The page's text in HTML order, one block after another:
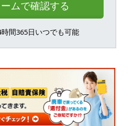
ムで確認する
間365日いつでも可能